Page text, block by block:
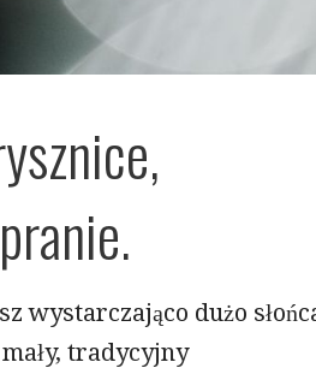
wystarczająco dużo
tradycyjny